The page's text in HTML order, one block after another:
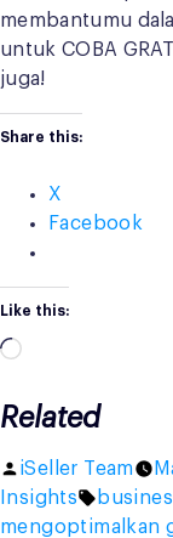
membantumu
untuk COBA
juga!
Share this:
X
Facebook
Like this:
Loading…
Related
Posted
by
iSeller Team
Insights
Tags:
mengoptimalkan